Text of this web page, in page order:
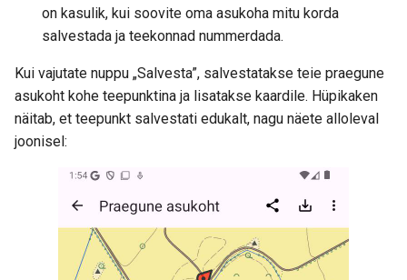
on kasulik, kui soovite oma asukoha mitu korda
salvestada ja teekonnad nummerdada.
Kui vajutate nuppu „Salvesta”, salvestatakse teie praegune
asukoht kohe teepunktina ja lisatakse kaardile. Hüpikaken
näitab, et teepunkt salvestati edukalt, nagu näete alloleval
joonisel: